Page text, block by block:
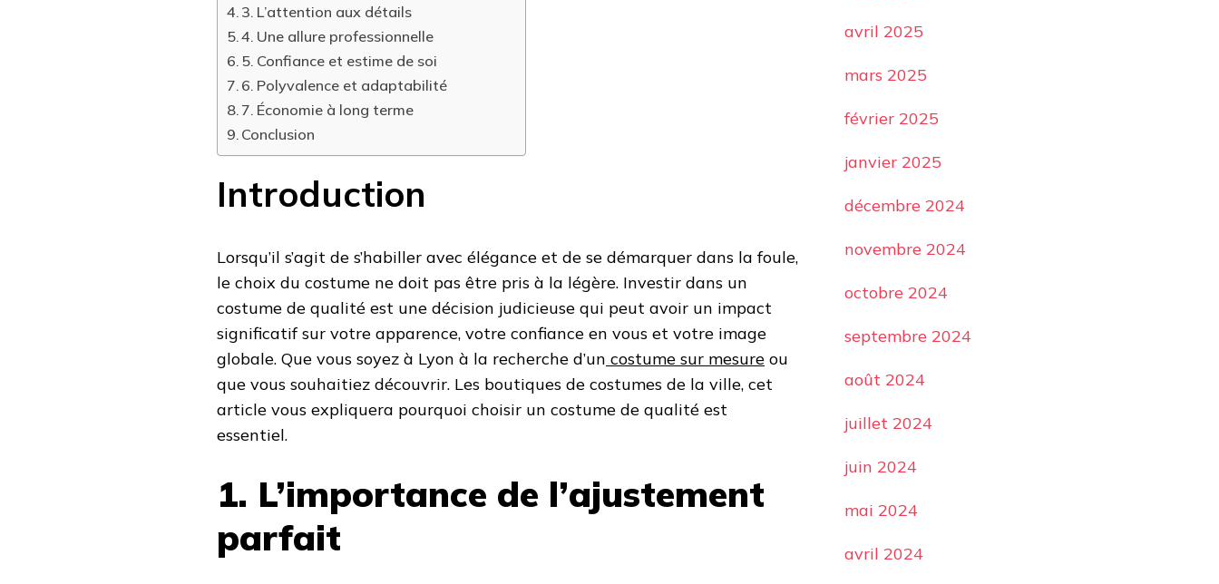
3. L’attention aux détails
4. Une allure professionnelle
5. Confiance et estime de soi
6. Polyvalence et adaptabilité
7. Économie à long terme
Conclusion
Introduction
Lorsqu’il s’agit de s’habiller avec élégance et de se démarquer dans la foule,
le choix du costume ne doit pas être pris à la légère. Investir dans un
costume de qualité est une décision judicieuse qui peut avoir un impact
significatif sur votre apparence, votre confiance en vous et votre image
globale. Que vous soyez à Lyon à la recherche d’un costume sur mesure ou
que vous souhaitiez découvrir. Les boutiques de costumes de la ville, cet
article vous expliquera pourquoi choisir un costume de qualité est
essentiel.
1. L’importance de l’ajustement
parfait
avril 2025
mars 2025
février 2025
janvier 2025
décembre 2024
novembre 2024
octobre 2024
septembre 2024
août 2024
juillet 2024
juin 2024
mai 2024
avril 2024